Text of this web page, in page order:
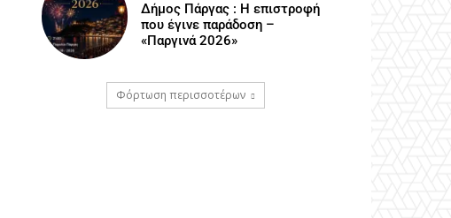
Δήμος Πάργας : Η επιστροφή
που έγινε παράδοση –
«Παργινά 2026»
Φόρτωση περισσοτέρων